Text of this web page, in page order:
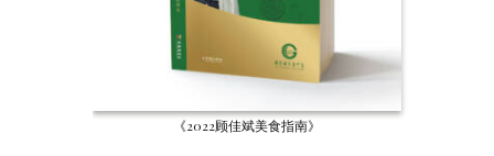
《2022顾佳斌美食指南》